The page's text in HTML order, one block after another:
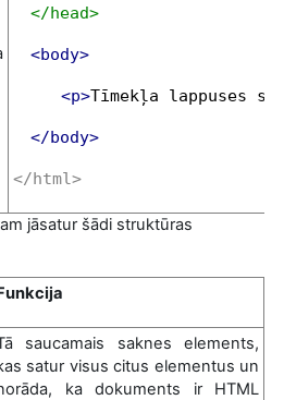
</head>
<body>
<p>Tīmekļa lappuses
</body>
</html>
jāsatur šādi struktūras
saucamais saknes elements,
satur visus citus elementus un
ka dokuments ir HTML